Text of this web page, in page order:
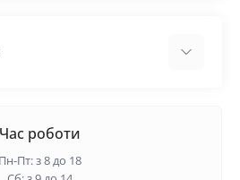
Час роботи
Пн-Пт: з 8 до 18